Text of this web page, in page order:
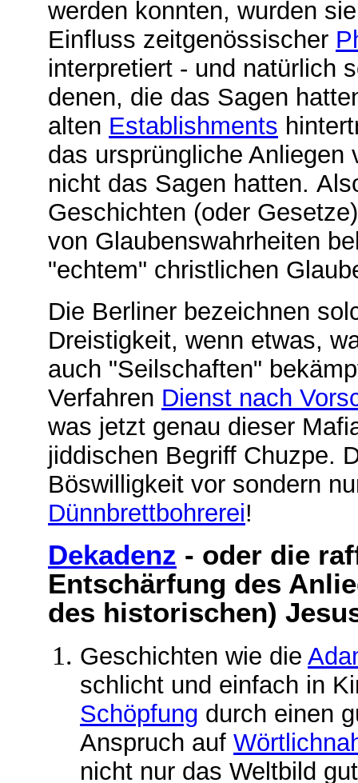
werden konnten, wurden
Einfluss zeitgenössischer
interpretiert - und natürlich
denen, die das Sagen
alten Establishments
das ursprüngliche Anliegen
nicht das Sagen hatten.
Geschichten (oder
von Glaubenswahrheiten
"echtem" christlichen
Die Berliner bezeichnen
Dreistigkeit, wenn etwas,
auch "Seilschaften"
Verfahren Dienst nach
was jetzt genau dieser
jiddischen Begriff Chuzpe.
Böswilligkeit vor sondern
Dünnbrettbohrerei!
Dekadenz - oder die
Entschärfung des
des historischen)
Geschichten wie die
schlicht und einfach in
Schöpfung durch einen
Anspruch auf
nicht nur das Weltbild